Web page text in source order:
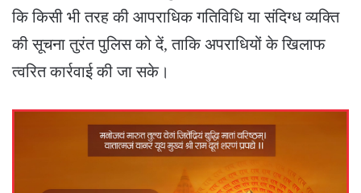
कि किसी भी तरह की आपराधिक गतिविधि या संदिग्ध व्यक्ति
की सूचना तुरंत पुलिस को दें, ताकि अपराधियों के खिलाफ
त्वरित कार्रवाई की जा सके।